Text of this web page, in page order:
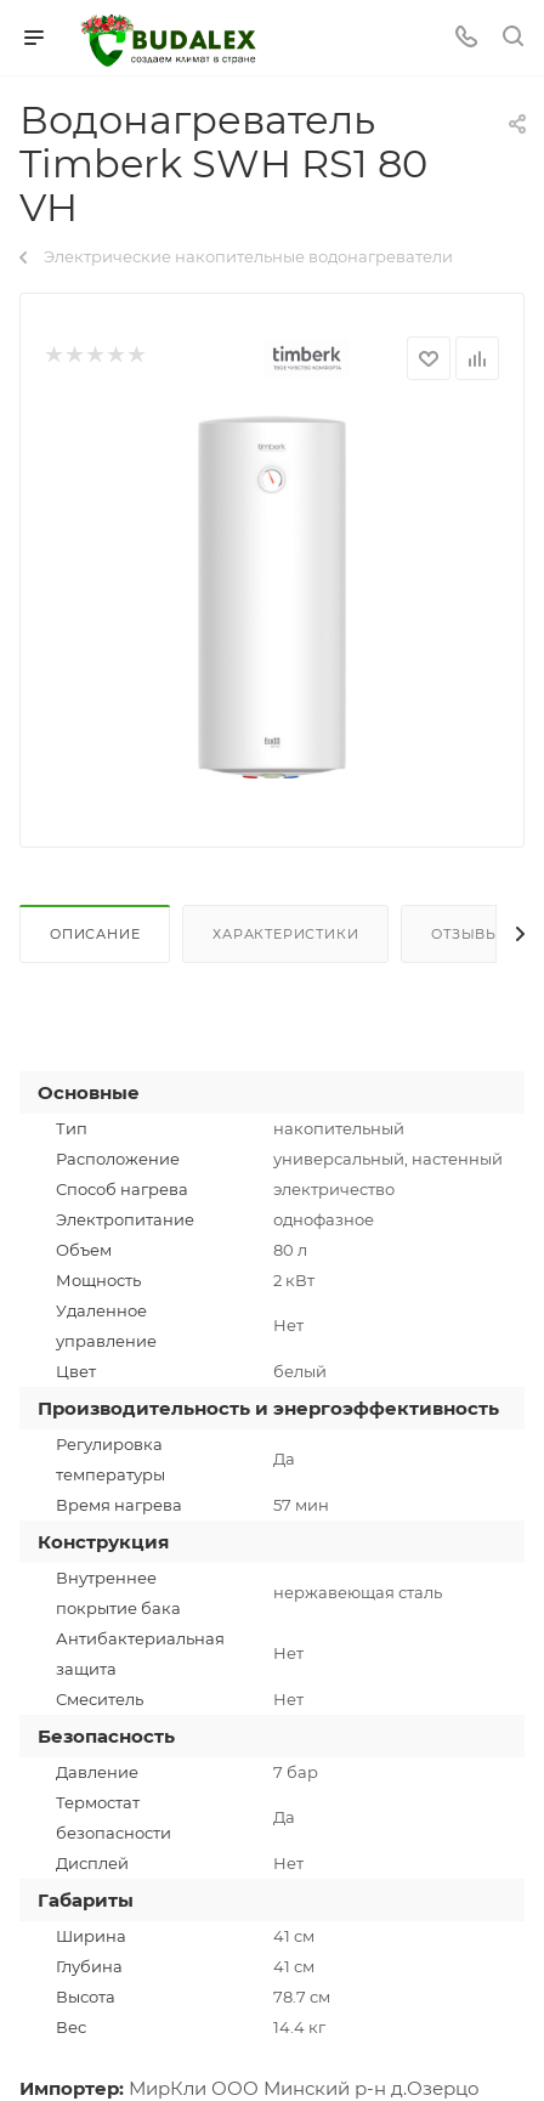
Водонагреватель
Timberk SWH RS1 80
VH
Электрические накопительные водонагреватели
ОПИСАНИЕ ХАРАКТЕРИСТИКИ ОТЗЫВЫ
Основные
Тип
накопительный
Расположение
универсальный, настенный
Способ нагрева
электричество
Электропитание
однофазное
Объем
80 л
Мощность
2 кВт
Удаленное
управление
Нет
Цвет белый
Производительность и энергоэффективность
Регулировка
температуры
Да
Время нагрева 57 мин
Конструкция
Внутреннее
покрытие бака
нержавеющая сталь
Антибактериальная
защита
Нет
Смеситель Нет
Безопасность
Давление
7 бар
Термостат
безопасности
Да
Дисплей Нет
Габариты
Ширина
41 см
Глубина
41 см
Высота
78.7 см
Вес
14.4 кг
Импортер: МирКли ООО Минский р-н д.Озерцо